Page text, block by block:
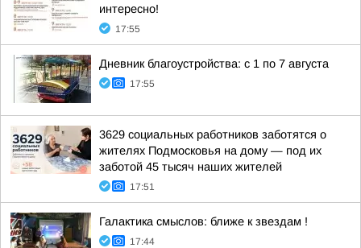
интересно!
17:55
Дневник благоустройства: с 1 по 7 августа
17:55
3629 социальных работников заботятся о
жителях Подмосковья на дому — под их
заботой 45 тысяч наших жителей
17:51
Галактика смыслов: ближе к звездам !
17:44